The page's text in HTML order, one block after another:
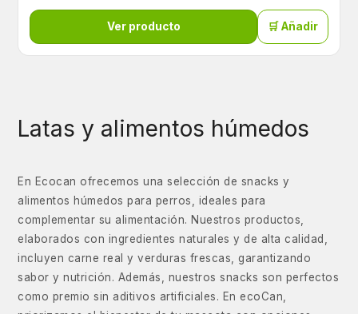
Ver producto 🛒 Añadir
Latas y alimentos húmedos
En Ecocan ofrecemos una selección de snacks y
alimentos húmedos para perros, ideales para
complementar su alimentación. Nuestros productos,
elaborados con ingredientes naturales y de alta calidad,
incluyen carne real y verduras frescas, garantizando
sabor y nutrición. Además, nuestros snacks son perfectos
como premio sin aditivos artificiales. En ecoCan,